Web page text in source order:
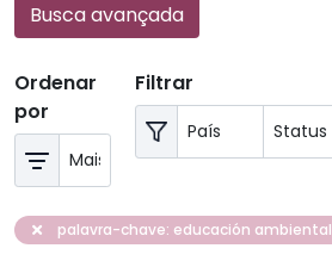
Busca avançada
Ordenar
por
Filtrar
palavra-chave: educación ambiental